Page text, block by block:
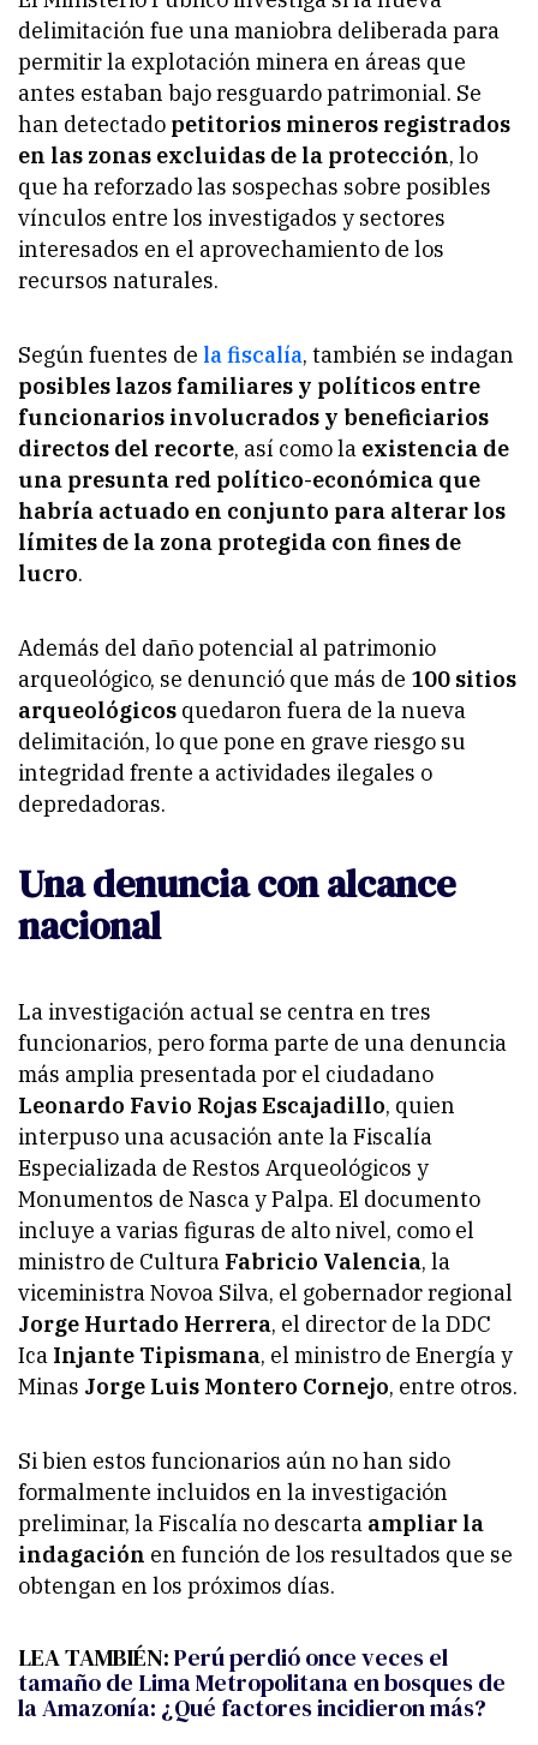
delimitación fue una maniobra deliberada para
permitir la explotación minera en áreas que
antes estaban bajo resguardo patrimonial. Se
han detectado petitorios mineros registrados
en las zonas excluidas de la protección, lo
que ha reforzado las sospechas sobre posibles
vínculos entre los investigados y sectores
interesados en el aprovechamiento de los
recursos naturales.
Según fuentes de la fiscalía, también se indagan
posibles lazos familiares y políticos entre
funcionarios involucrados y beneficiarios
directos del recorte, así como la existencia de
una presunta red político-económica que
habría actuado en conjunto para alterar los
límites de la zona protegida con fines de
lucro.
Además del daño potencial al patrimonio
arqueológico, se denunció que más de 100 sitios
arqueológicos quedaron fuera de la nueva
delimitación, lo que pone en grave riesgo su
integridad frente a actividades ilegales o
depredadoras.
Una denuncia con alcance
nacional
La investigación actual se centra en tres
funcionarios, pero forma parte de una denuncia
más amplia presentada por el ciudadano
Leonardo Favio Rojas Escajadillo, quien
interpuso una acusación ante la Fiscalía
Especializada de Restos Arqueológicos y
Monumentos de Nasca y Palpa. El documento
incluye a varias figuras de alto nivel, como el
ministro de Cultura Fabricio Valencia, la
viceministra Novoa Silva, el gobernador regional
Jorge Hurtado Herrera, el director de la DDC
Ica Injante Tipismana, el ministro de Energía y
Minas Jorge Luis Montero Cornejo, entre otros.
Si bien estos funcionarios aún no han sido
formalmente incluidos en la investigación
preliminar, la Fiscalía no descarta ampliar la
indagación en función de los resultados que se
obtengan en los próximos días.
LEA TAMBIÉN:Perú perdió once veces el
tamaño de Lima Metropolitana en bosques de
la Amazonía: ¿Qué factores incidieron más?